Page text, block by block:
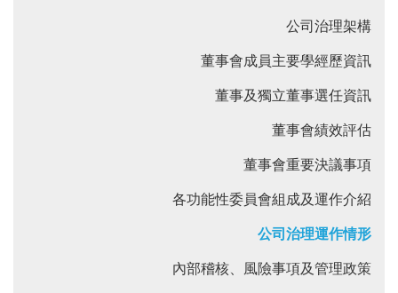
公司治理架構
董事會成員主要學經歷資訊
董事及獨立董事選任資訊
董事會績效評估
董事會重要決議事項
各功能性委員會組成及運作介紹
公司治理運作情形
內部稽核、風險事項及管理政策